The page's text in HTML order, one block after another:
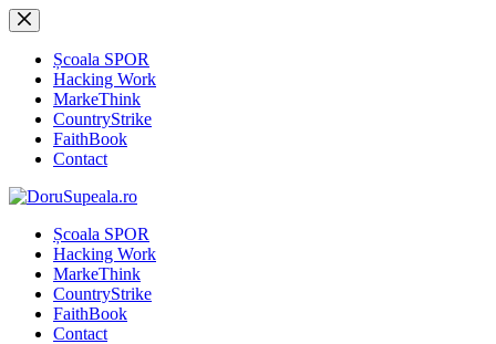
Sari
la
conținutȘcoala SPOR
Hacking Work
MarkeThink
CountryStrike
FaithBook
Contact
Școala SPOR
Hacking Work
MarkeThink
CountryStrike
FaithBook
Contact